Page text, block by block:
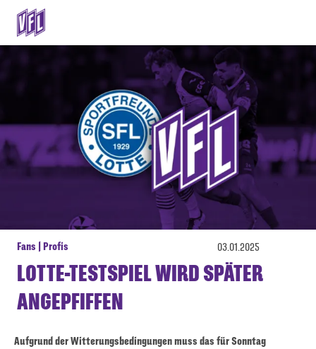
Fans | Profis 03.01.2025
LOTTE-TESTSPIEL WIRD SPÄTER
ANGEPFIFFEN
Aufgrund der Witterungsbedingungen muss das für Sonntag